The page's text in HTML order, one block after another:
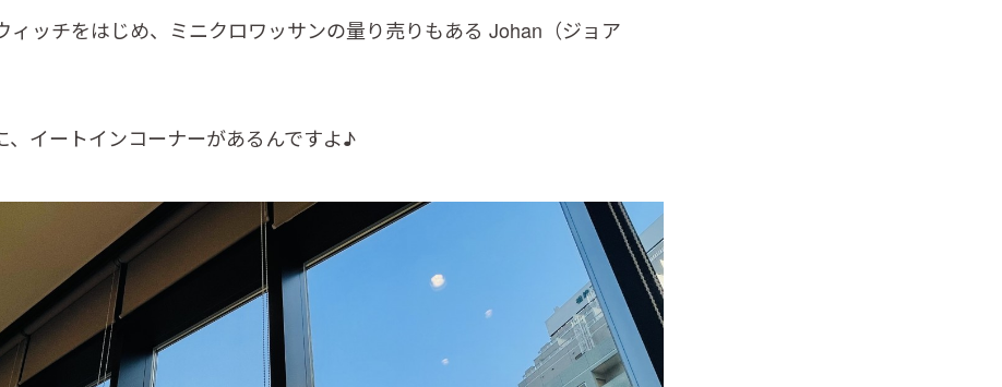
ィッチをはじめ、ミニクロワッサンの量り売りもある Johan（ジョア
、イートインコーナーがあるんですよ♪